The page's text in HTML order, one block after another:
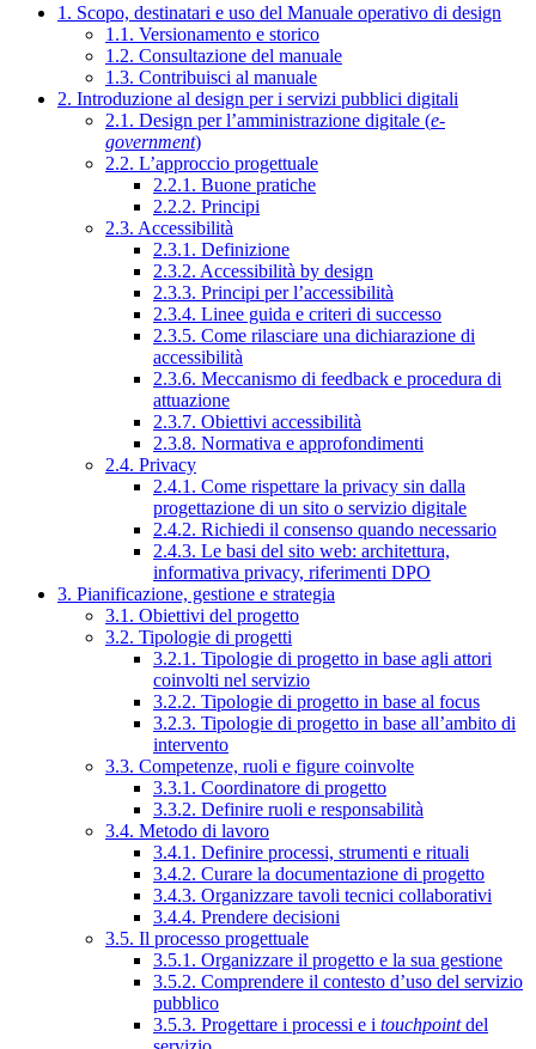
1. Scopo, destinatari e uso del Manuale operativo di design
1.1. Versionamento e storico
1.2. Consultazione del manuale
1.3. Contribuisci al manuale
2. Introduzione al design per i servizi pubblici digitali
2.1. Design per l’amministrazione digitale (e-
government)
2.2. L’approccio progettuale
2.2.1. Buone pratiche
2.2.2. Principi
2.3. Accessibilità
2.3.1. Definizione
2.3.2. Accessibilità by design
2.3.3. Principi per l’accessibilità
2.3.4. Linee guida e criteri di successo
2.3.5. Come rilasciare una dichiarazione di
accessibilità
2.3.6. Meccanismo di feedback e procedura di
attuazione
2.3.7. Obiettivi accessibilità
2.3.8. Normativa e approfondimenti
2.4. Privacy
2.4.1. Come rispettare la privacy sin dalla
progettazione di un sito o servizio digitale
2.4.2. Richiedi il consenso quando necessario
2.4.3. Le basi del sito web: architettura,
informativa privacy, riferimenti DPO
3. Pianificazione, gestione e strategia
3.1. Obiettivi del progetto
3.2. Tipologie di progetti
3.2.1. Tipologie di progetto in base agli attori
coinvolti nel servizio
3.2.2. Tipologie di progetto in base al focus
3.2.3. Tipologie di progetto in base all’ambito di
intervento
3.3. Competenze, ruoli e figure coinvolte
3.3.1. Coordinatore di progetto
3.3.2. Definire ruoli e responsabilità
3.4. Metodo di lavoro
3.4.1. Definire processi, strumenti e rituali
3.4.2. Curare la documentazione di progetto
3.4.3. Organizzare tavoli tecnici collaborativi
3.4.4. Prendere decisioni
3.5. Il processo progettuale
3.5.1. Organizzare il progetto e la sua gestione
3.5.2. Comprendere il contesto d’uso del servizio
pubblico
3.5.3. Progettare i processi e i touchpointdel